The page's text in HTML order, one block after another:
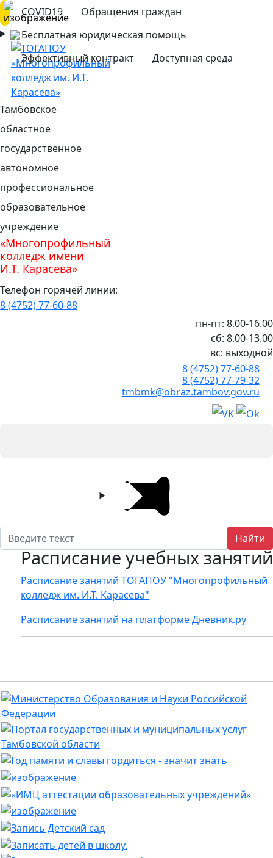
COVID19
Обращения граждан
Бесплатная юридическая помощь
Эффективный контракт
Доступная среда
Тамбовское
областное
государственное
автономное
профессиональное
образовательное
учреждение
«Многопрофильный
колледж имени
И.Т. Карасева»
Телефон горячей линии:
8 (4752) 77-60-88
пн-пт: 8.00-16.00
сб: 8.00-13.00
вс: выходной
8 (4752) 77-60-88
8 (4752) 77-79-32
tmbmk@obraz.tambov.gov.ru
Найти
Расписание учебных занятий
Расписание занятий ТОГАПОУ "Многопрофильный
колледж им. И.Т. Карасева"
Расписание занятий на платформе Дневник.ру